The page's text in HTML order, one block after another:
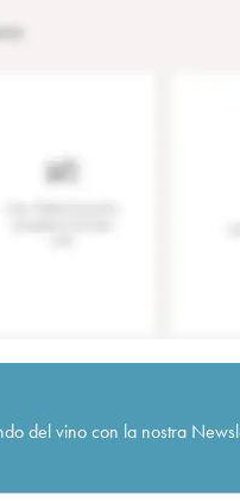
del vino con la nostra